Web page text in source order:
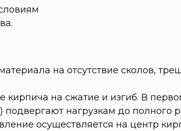
на отсутствие сколов,
кирпича на сжатие и изгиб. В
нагрузкам до полного
осуществляется на центр